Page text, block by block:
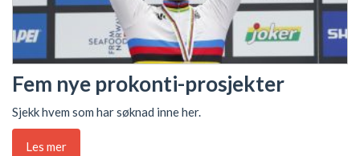
Fem nye prokonti-prosjekter
Sjekk hvem som har søknad inne her.
Les mer